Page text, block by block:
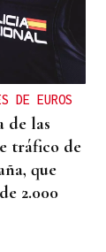
un
una
DE EUROS
de las
tráfico de
que
2.000